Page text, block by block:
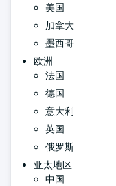
美国
加拿大
墨西哥
欧洲
法国
德国
意大利
英国
俄罗斯
亚太地区
中国